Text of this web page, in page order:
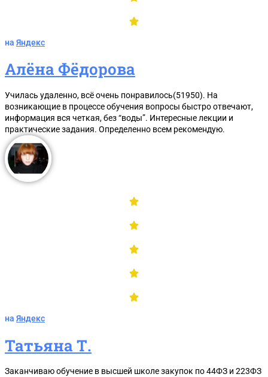
на Яндекс
Алёна Фёдорова
Училась удаленно, всё очень понравилось(51950). На
возникающие в процессе обучения вопросы быстро отвечают,
информация вся четкая, без “воды”. Интересные лекции и
практические задания. Определенно всем рекомендую.
на Яндекс
Татьяна Т.
Заканчиваю обучение в высшей школе закупок по 44ФЗ и 223ФЗ